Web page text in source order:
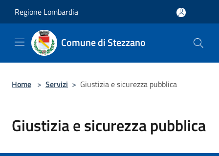
Regione Lombardia
Comune di Stezzano
Home > Servizi > Giustizia e sicurezza pubblica
Giustizia e sicurezza pubblica